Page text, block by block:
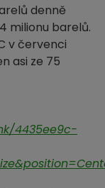
denně
milionu barelů.
v červenci
asi ze 75
4435ee9c-